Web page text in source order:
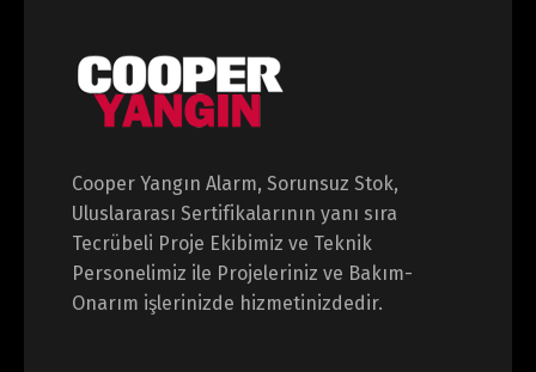
Cooper Yangın Alarm, Sorunsuz Stok,
Uluslararası Sertifikalarının yanı sıra
Tecrübeli Proje Ekibimiz ve Teknik
Personelimiz ile Projeleriniz ve Bakım-
Onarım işlerinizde hizmetinizdedir.